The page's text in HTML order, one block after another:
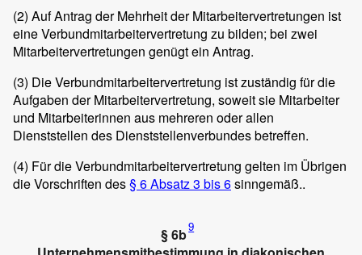
(2) Auf Antrag der Mehrheit der Mitarbeitervertretungen ist
eine Verbundmitarbeitervertretung zu bilden; bei zwei
Mitarbeitervertretungen genügt ein Antrag.
(3) Die Verbundmitarbeitervertretung ist zuständig für die
Aufgaben der Mitarbeitervertretung, soweit sie Mitarbeiter
und Mitarbeiterinnen aus mehreren oder allen
Dienststellen des Dienststellenverbundes betreffen.
(4) Für die Verbundmitarbeitervertretung gelten im Übrigen
die Vorschriften des§ 6 Absatz 3 bis 6sinngemäß..
§ 6b9